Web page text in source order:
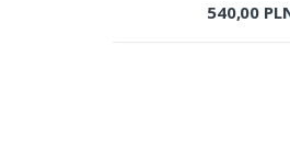
540,00